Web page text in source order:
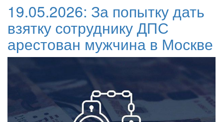
19.05.2026: За попытку дать
взятку сотруднику ДПС
арестован мужчина в Москве